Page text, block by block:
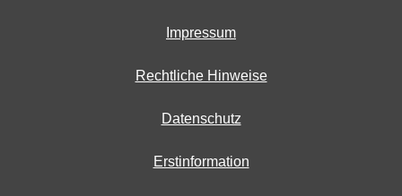
Impressum
Rechtliche Hinweise
Datenschutz
Erstinformation